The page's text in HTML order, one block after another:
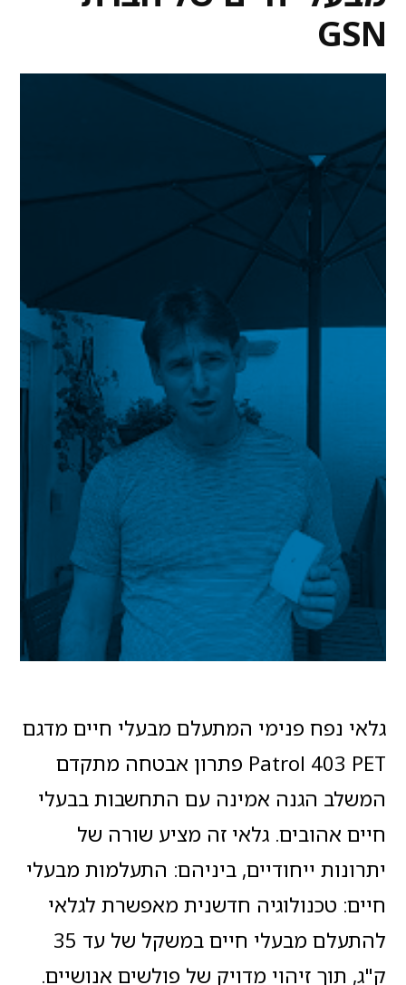
GSN
גלאי נפח פנימי המתעלם מבעלי חיים מדגם
Patrol 403 PET פתרון אבטחה מתקדם
המשלב הגנה אמינה עם התחשבות בבעלי
חיים אהובים. גלאי זה מציע שורה של
יתרונות ייחודיים, ביניהם: התעלמות מבעלי
חיים: טכנולוגיה חדשנית מאפשרת לגלאי
להתעלם מבעלי חיים במשקל של עד 35
ק"ג, תוך זיהוי מדויק של פולשים אנושיים.